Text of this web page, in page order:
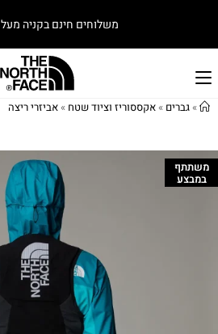
משלוחים חינם בקניה מעל 249 ש"ח
»גברים »אקססוריז וציוד שטח »אביזרי ריצה
משתתף
במבצע